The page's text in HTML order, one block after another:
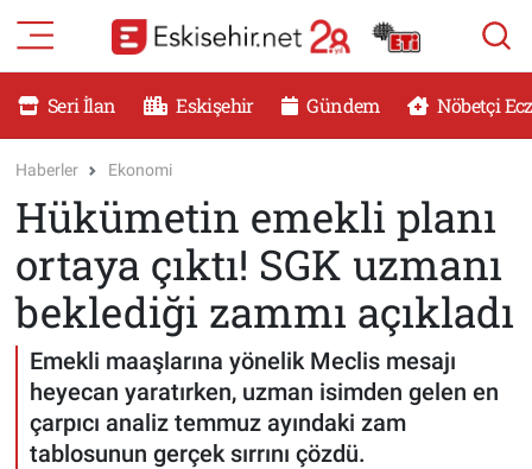
Seri İlan Eskişehir Gündem Nöbetçi
Haberler Ekonomi
Hükümetin emekli planı
ortaya çıktı! SGK uzmanı
beklediği zammı açıkladı
Emekli maaşlarına yönelik Meclis mesajı
heyecan yaratırken, uzman isimden gelen en
çarpıcı analiz temmuz ayındaki zam
tablosunun gerçek sırrını çözdü.
RESMİ İLANLAR
DÜNYA
SAĞLIK
MAGAZİN
KADIN
TEKNOLOJİ
Eskişehir Nöbetçi Eczaneler
Eskişehir Namaz Vakitleri
Eskişehir Trafik Yoğunluk Haritası
Süper Lig Puan Durumu ve Fikstür
Tüm Manşetler
Son Dakika Haberleri